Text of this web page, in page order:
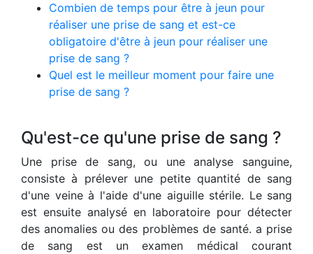
Combien de temps pour être à jeun pour
réaliser une prise de sang et est-ce
obligatoire d'être à jeun pour réaliser une
prise de sang ?
Quel est le meilleur moment pour faire une
prise de sang ?
Qu'est-ce qu'une prise de sang ?
Une prise de sang, ou une analyse sanguine,
consiste à prélever une petite quantité de sang
d'une veine à l'aide d'une aiguille stérile. Le sang
est ensuite analysé en laboratoire pour détecter
des anomalies ou des problèmes de santé. a prise
de sang est un examen médical courant